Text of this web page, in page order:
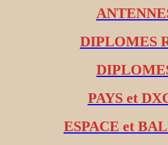
DIPLOMES
PAYS et
ESPACE et